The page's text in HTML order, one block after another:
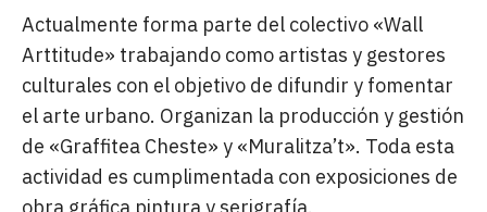
Actualmente forma parte del colectivo «Wall
Arttitude» trabajando como artistas y gestores
culturales con el objetivo de difundir y fomentar
el arte urbano. Organizan la producción y gestión
de «Graffitea Cheste» y «Muralitza’t». Toda esta
actividad es cumplimentada con exposiciones de